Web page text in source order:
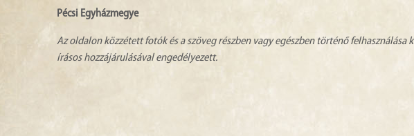
Pécsi Egyházmegye
Az oldalon közzétett fotók és a szöveg részben vagy egészben történő felhasználása
írásos hozzájárulásával engedélyezett.